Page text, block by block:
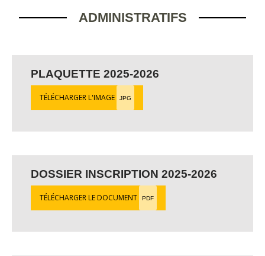
ADMINISTRATIFS
PLAQUETTE 2025-2026
TÉLÉCHARGER L'IMAGE JPG
DOSSIER INSCRIPTION 2025-2026
TÉLÉCHARGER LE DOCUMENT PDF